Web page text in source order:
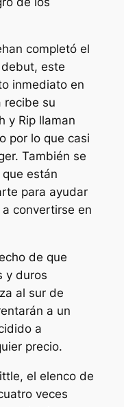
completó el
este
inmediato en
recibe su
y Rip llaman
por lo que casi
También se
están
para ayudar
convertirse en
de que
y duros
al sur de
a un
a
precio.
el elenco de
veces